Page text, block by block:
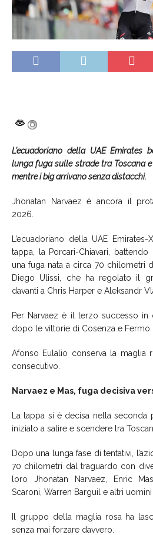
L’ecuadoriano della UAE Emirates
lunga fuga sulle strade tra Toscana
mentre i big arrivano senza distacchi.
Jhonatan Narvaez è ancora il
2026.
L’ecuadoriano della UAE
tappa, la Porcari-Chiavari,
una fuga nata a circa 70 chilometri
Diego Ulissi, che ha regolato il
davanti a Chris Harper e Aleksandr
Per Narvaez è il terzo successo in
dopo le vittorie di Cosenza e Fermo.
Afonso Eulalio conserva la maglia
consecutivo.
Narvaez e Mas, fuga decisiva
La tappa si è decisa nella seconda
iniziato a salire e scendere tra
Dopo una lunga fase di tentativi,
70 chilometri dal traguardo con
loro Jhonatan Narvaez, Enric
Scaroni, Warren Barguil e altri
Il gruppo della maglia rosa ha
senza mai forzare davvero.